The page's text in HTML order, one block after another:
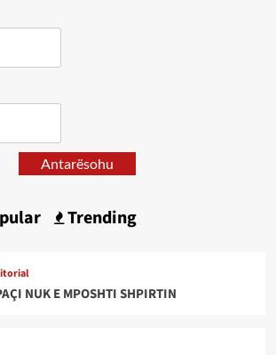
Antarësohu
Trending
NUK E MPOSHTI SHPIRTIN